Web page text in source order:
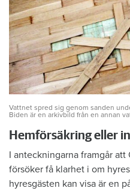
Vattnet spred sig genom sanden
Biden är en arkivbild från en annan
Hemförsäkring eller
I anteckningarna framgår
försöker få klarhet i om
hyresgästen kan visa är en